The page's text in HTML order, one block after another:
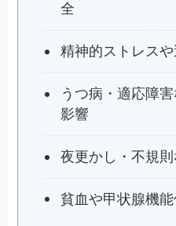
全
精神的ストレス
うつ病・適応障
影響
夜更かし・不規
貧血や甲状腺機